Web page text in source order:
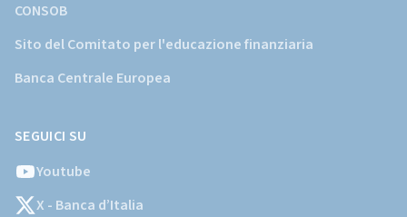
CONSOB
Sito del Comitato per l'educazione finanziaria
Banca Centrale Europea
SEGUICI SU
Youtube
X - Banca d’Italia